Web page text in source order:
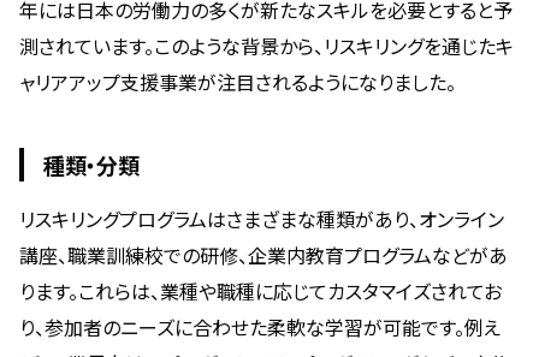
年には日本の労働力の多くが新たなスキルを必要とすると予
測されています。このような背景から、リスキリングを通じたキ
ャリアアップ支援事業が注目されるようになりました。
種類・分類
リスキリングプログラムはさまざまな種類があり、オンライン
講座、職業訓練校での研修、企業内教育プログラムなどがあ
ります。これらは、業種や職種に応じてカスタマイズされてお
り、参加者のニーズに合わせた柔軟な学習が可能です。例え